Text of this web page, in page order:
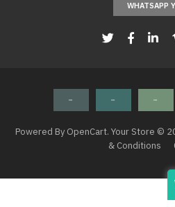
WHATSAPP
Powered By OpenCart. Your Store ©
& Conditions